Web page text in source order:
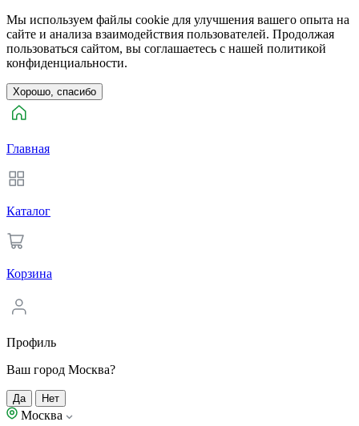
Мы используем файлы cookie для улучшения вашего опыта на
сайте и анализа взаимодействия пользователей. Продолжая
пользоваться сайтом, вы соглашаетесь с нашей политикой
конфиденциальности.
Хорошо, спасибо
Главная
Каталог
Корзина
Профиль
Ваш город Москва?
Да Нет
Москва